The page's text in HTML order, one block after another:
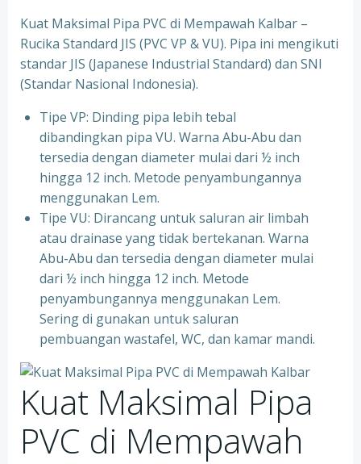
Kuat Maksimal Pipa PVC di Mempawah Kalbar –
Rucika Standard JIS (PVC VP & VU). Pipa ini mengikuti
standar JIS (Japanese Industrial Standard) dan SNI
(Standar Nasional Indonesia).
Tipe VP: Dinding pipa lebih tebal
dibandingkan pipa VU. Warna Abu-Abu dan
tersedia dengan diameter mulai dari ½ inch
hingga 12 inch. Metode penyambungannya
menggunakan Lem.
Tipe VU: Dirancang untuk saluran air limbah
atau drainase yang tidak bertekanan. Warna
Abu-Abu dan tersedia dengan diameter mulai
dari ½ inch hingga 12 inch. Metode
penyambungannya menggunakan Lem.
Sering di gunakan untuk saluran
pembuangan wastafel, WC, dan kamar mandi.
Kuat Maksimal Pipa
PVC di Mempawah